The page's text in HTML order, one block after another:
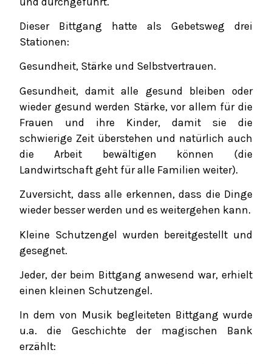
Dieser Bittgang hatte als Gebetsweg drei
Stationen:
Gesundheit, Stärke und Selbstvertrauen.
Gesundheit,damit alle gesund bleiben oder
wieder gesund werden Stärke,vor allem für die
Frauen und ihre Kinder, damit sie die
schwierige Zeit überstehen und natürlich auch
die Arbeit bewältigen können (die
Landwirtschaft geht für alle Familien weiter).
Zuversicht, dass alle erkennen, dass die Dinge
wieder besser werden und es weitergehen kann.
Kleine Schutzengel wurden bereitgestellt und
gesegnet.
Jeder, der beim Bittgang anwesend war, erhielt
einen kleinen Schutzengel.
In dem von Musik begleiteten Bittgang wurde
u.a. die Geschichte der magischen Bank
erzählt: